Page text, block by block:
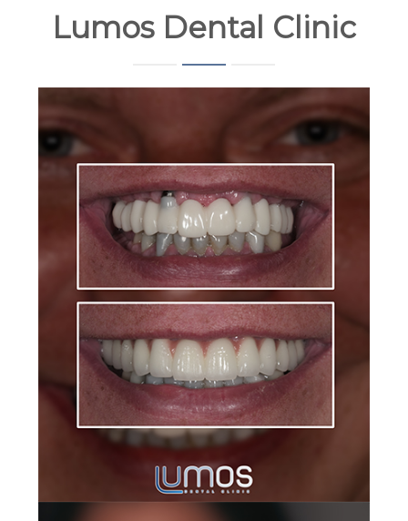
Lumos Dental Clinic